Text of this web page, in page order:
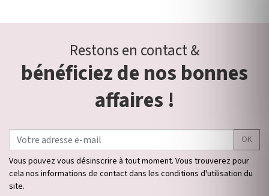
Restons en contact &
bénéficiez de nos bonnes
affaires !
OK
Vous pouvez vous désinscrire à tout moment. Vous trouverez pour
cela nos informations de contact dans les conditions d'utilisation du
site.